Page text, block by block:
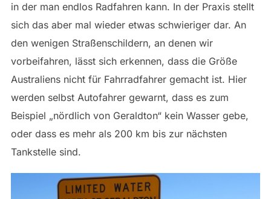
in der man endlos Radfahren kann. In der Praxis stellt
sich das aber mal wieder etwas schwieriger dar. An
den wenigen Straßenschildern, an denen wir
vorbeifahren, lässt sich erkennen, dass die Größe
Australiens nicht für Fahrradfahrer gemacht ist. Hier
werden selbst Autofahrer gewarnt, dass es zum
Beispiel „nördlich von Geraldton“ kein Wasser gebe,
oder dass es mehr als 200 km bis zur nächsten
Tankstelle sind.